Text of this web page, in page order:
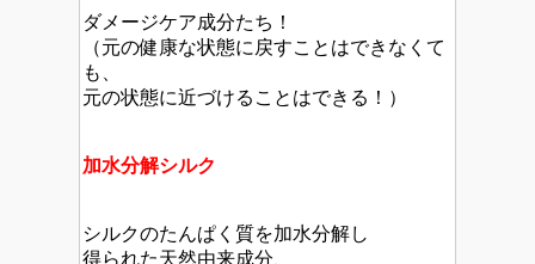
ダメージケア成分たち！
（元の健康な状態に戻すことはできなくて
も、
元の状態に近づけることはできる！）
加水分解シルク
シルクのたんぱく質を加水分解し
得られた天然由来成分、